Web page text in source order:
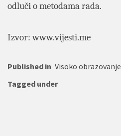
odluči o metodama rada.
Izvor:www.vijesti.me
Published in Visoko obrazovanje
Tagged under